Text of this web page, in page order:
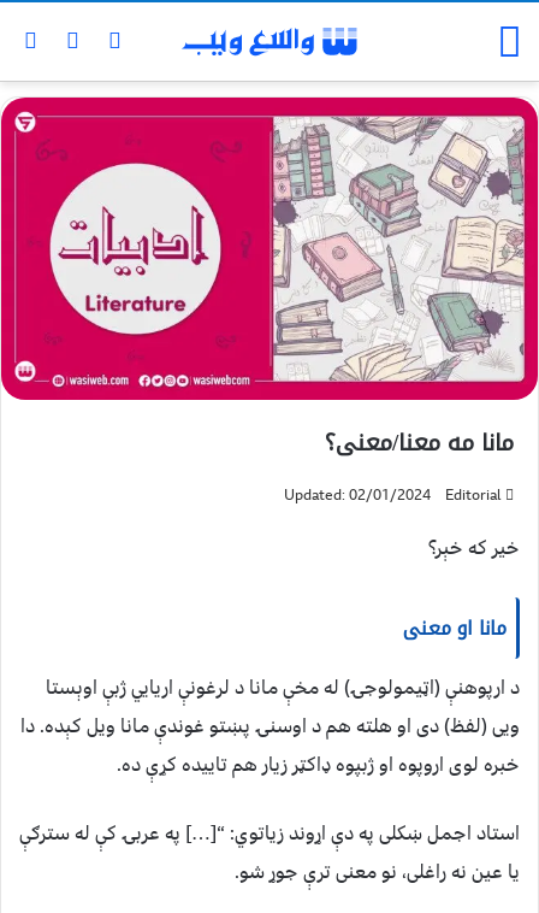
مانا مه معنا/معنی؟
Editorial
Updated: 02/01/2024
خیر که خېر؟
مانا او معنی
د ارپوهنې (اټیمولوجۍ) له مخې مانا د لرغونې اریایي ژبې اوېستا
ویی (لفظ) دی او هلته هم د اوسنۍ پښتو غوندې مانا ویل کېده. دا
خبره لوی اروپوه او ژبپوه ډاکټر زیار هم تاییده کړې ده.
استاد اجمل ښکلی په دې اړوند زیاتوي: “[…] په عربۍ کې له سترګې
يا عين نه راغلی، نو معنی ترې جوړ شو.